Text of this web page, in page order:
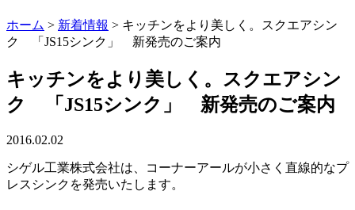
ホーム > 新着情報 > キッチンをより美しく。スクエアシン
ク 「JS15シンク」 新発売のご案内
キッチンをより美しく。スクエアシン
ク 「JS15シンク」 新発売のご案内
2016.02.02
シゲル工業株式会社は、コーナーアールが小さく直線的なプ
レスシンクを発売いたします。